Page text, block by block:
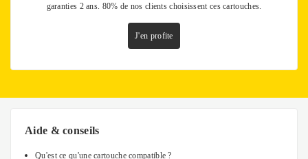
garanties 2 ans. 80% de nos clients choisissent ces cartouches.
J'en profite
Aide & conseils
Qu'est ce qu'une cartouche compatible ?